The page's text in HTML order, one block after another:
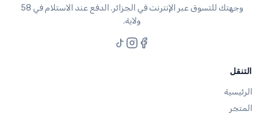
وجهتك للتسوق عبر الإنترنت في الجزائر. الدفع عند الاستلام في 58
ولاية.
التنقل
الرئيسية
المتجر